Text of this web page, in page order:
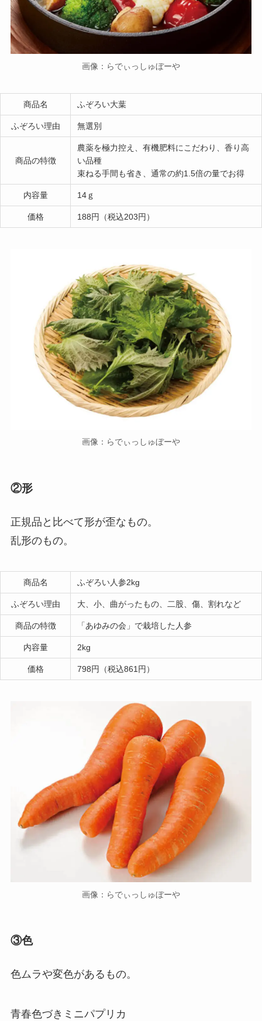
画像：らでぃっしゅぼーや
商品名 ふぞろい大葉
ふぞろい理由 無選別
商品の特徴
農薬を極力控え、有機肥料にこだわり、香り高
い品種
束ねる手間も省き、通常の約1.5倍の量でお得
内容量 14ｇ
価格 188円（税込203円）
画像：らでぃっしゅぼーや
②形
正規品と比べて形が歪なもの。
乱形のもの。
商品名 ふぞろい人参2kg
ふぞろい理由 大、小、曲がったもの、二股、傷、割れなど
商品の特徴 「あゆみの会」で栽培した人参
内容量 2kg
価格 798円（税込861円）
画像：らでぃっしゅぼーや
③色
色ムラや変色があるもの。
青春色づきミニパプリカ